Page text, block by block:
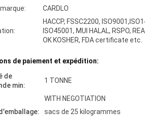
CARDLO
HACCP, FSSC2200,
ISO45001, MUI HALAL, RSPO,
OK KOSHER, FDA certificate etc.
de paiement et expédition:
de
min:
1 TONNE
WITH NEGOTIATION
sacs de 25 kilogrammes